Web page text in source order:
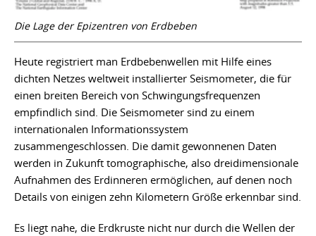
Die Lage der Epizentren von Erdbeben
Heute registriert man Erdbebenwellen mit Hilfe eines
dichten Netzes weltweit installierter Seismometer, die für
einen breiten Bereich von Schwingungsfrequenzen
empfindlich sind. Die Seismometer sind zu einem
internationalen Informationssystem
zusammengeschlossen. Die damit gewonnenen Daten
werden in Zukunft tomographische, also dreidimensionale
Aufnahmen des Erdinneren ermöglichen, auf denen noch
Details von einigen zehn Kilometern Größe erkennbar sind.
Es liegt nahe, die Erdkruste nicht nur durch die Wellen der